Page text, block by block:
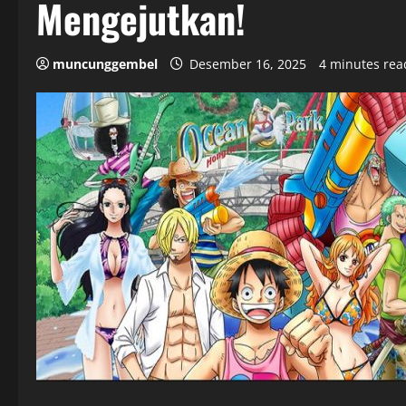
Mengejutkan!
muncunggembel Desember 16, 2025 4 minutes